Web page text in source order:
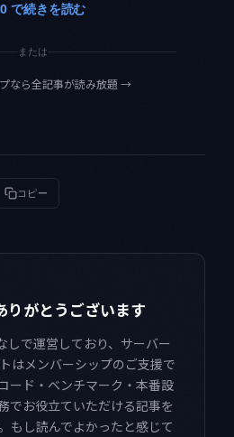
で続きを読む
または
なら全記事が読み放題→
コピー
りがとうございます
で運営しており、サーバー
はメンバーシップのご支援で
ード・ベンチマーク・本番設
でお役立ていただける記事を
もし読んでよかったと感じて